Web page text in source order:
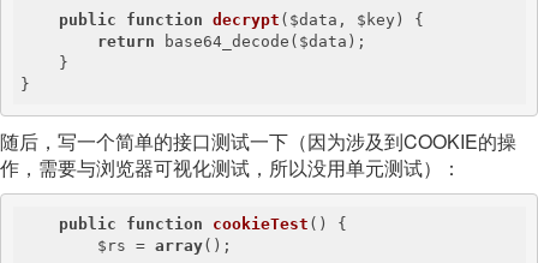
public function decrypt ($data, $key)
{
return base64_decode($data);
}
随后，写一个简单的接口测试一下（因为涉及到COOKIE的操
作，需要与浏览器可视化测试，所以没用单元测试）：
public function cookieTest ()
{
        $rs =
array();